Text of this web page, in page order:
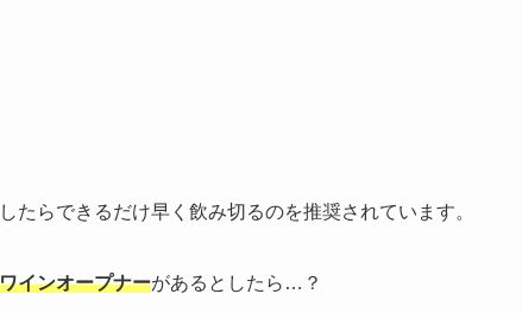
たらできるだけ早く飲み切るのを推奨されています。
インオープナーがあるとしたら…？